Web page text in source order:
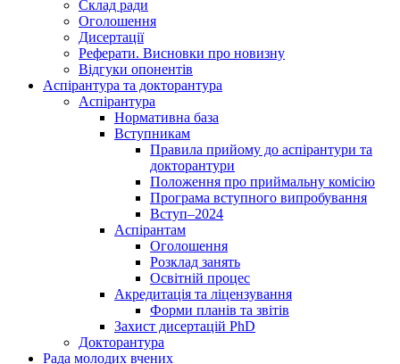
Склад ради
Оголошення
Дисертації
Реферати. Висновки про новизну
Відгуки опонентів
Аспірантура та докторантура
Аспірантура
Нормативна база
Вступникам
Правила прийому до аспірантури та
докторантури
Положення про приймальну комісію
Програма вступного випробування
Вступ–2024
Аспірантам
Оголошення
Розклад занять
Освітній процес
Акредитація та ліцензування
Форми планів та звітів
Захист дисертацій PhD
Докторантура
Рада молодих вчених